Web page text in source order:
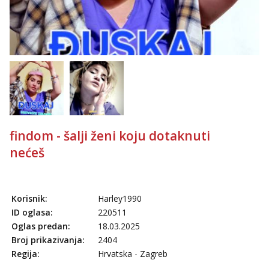
findom - šalji ženi koju dotaknuti
nećeš
Korisnik:
Harley1990
ID oglasa:
220511
Oglas predan:
18.03.2025
Broj prikazivanja:
2404
Regija:
Hrvatska - Zagreb